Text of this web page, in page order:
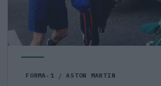
FORMA-1 / ASTON MARTIN